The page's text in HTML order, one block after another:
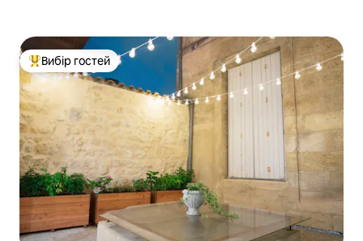
Топ вибір гостей
Вибір гостей